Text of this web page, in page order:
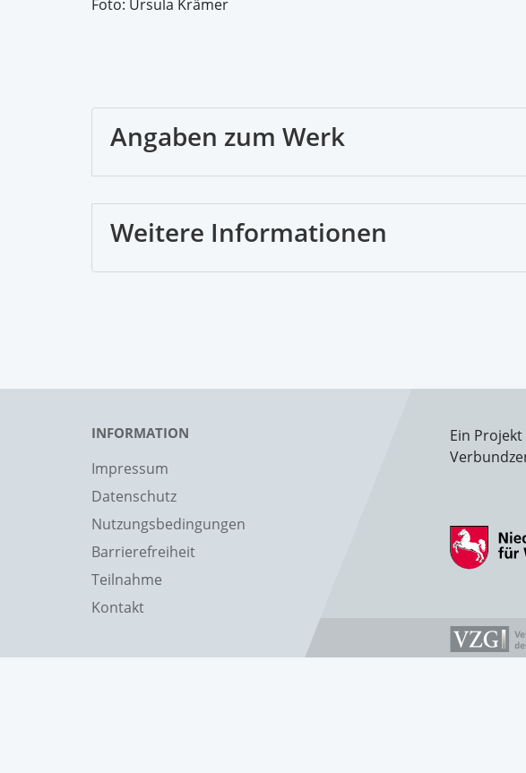
Foto: Ursula Krämer
Angaben zum Werk
Weitere Informationen
INFORMATION
Impressum
Datenschutz
Nutzungsbedingungen
Barrierefreiheit
Teilnahme
Kontakt
Ein